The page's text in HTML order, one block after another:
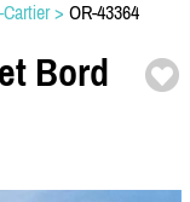
> OR-43364
Bord